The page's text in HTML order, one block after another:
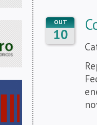
OUT
10